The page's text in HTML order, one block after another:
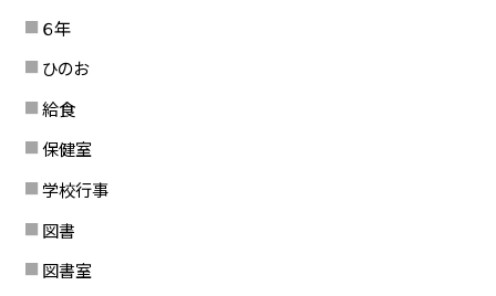
６年
ひのお
給食
保健室
学校行事
図書
図書室